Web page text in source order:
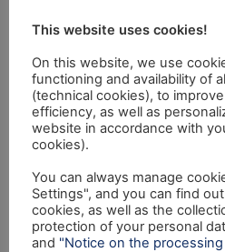
This website uses cookies!
On this website, we use
functioning and availability of
(technical cookies), to
efficiency, as well as
website in accordance with
cookies).
You can always manage
Settings", and you can find
cookies, as well as the
protection of your personal
and "Notice on the processing